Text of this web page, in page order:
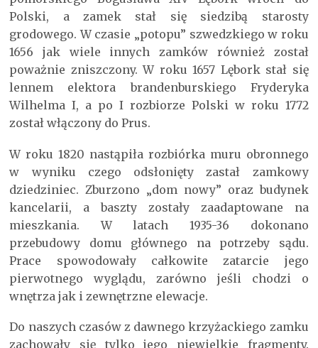
Polski, a zamek stał się siedzibą starosty
grodowego. W czasie „potopu” szwedzkiego w roku
1656 jak wiele innych zamków również został
poważnie zniszczony. W roku 1657 Lębork stał się
lennem elektora brandenburskiego Fryderyka
Wilhelma I, a po I rozbiorze Polski w roku 1772
został włączony do Prus.
W roku 1820 nastąpiła rozbiórka muru obronnego
w wyniku czego odsłonięty zastał zamkowy
dziedziniec. Zburzono „dom nowy” oraz budynek
kancelarii, a baszty zostały zaadaptowane na
mieszkania. W latach 1935-36 dokonano
przebudowy domu głównego na potrzeby sądu.
Prace spowodowały całkowite zatarcie jego
pierwotnego wyglądu, zarówno jeśli chodzi o
wnętrza jak i zewnętrzne elewacje.
Do naszych czasów z dawnego krzyżackiego zamku
zachowały się tylko jego niewielkie fragmenty.